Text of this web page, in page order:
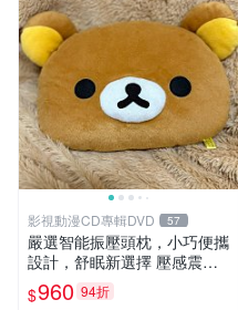
影視動漫CD專輯DVD 57
嚴選智能振壓頭枕，小巧便攜
設計，舒眠新選擇 壓感震動
頭枕 確切尺寸 小巧便攜
$960 94折